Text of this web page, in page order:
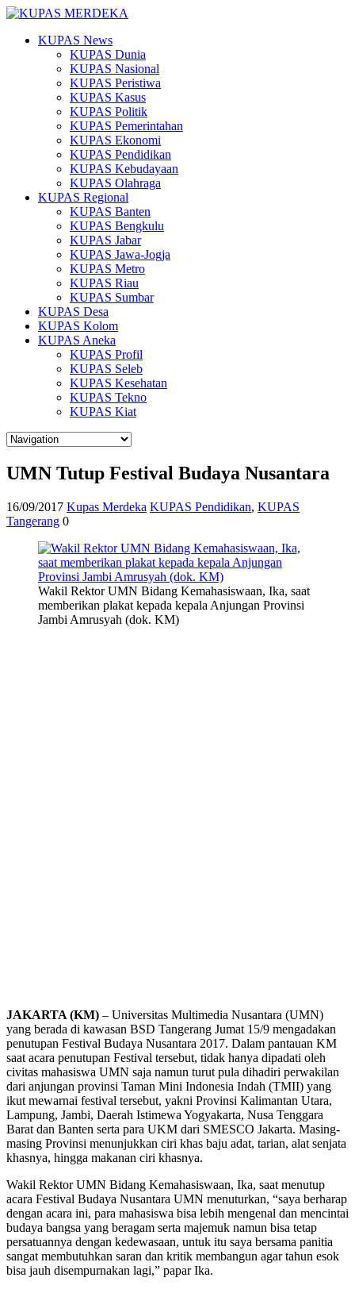
KUPAS News
KUPAS Dunia
KUPAS Nasional
KUPAS Peristiwa
KUPAS Kasus
KUPAS Politik
KUPAS Pemerintahan
KUPAS Ekonomi
KUPAS Pendidikan
KUPAS Kebudayaan
KUPAS Olahraga
KUPAS Regional
KUPAS Banten
KUPAS Bengkulu
KUPAS Jabar
KUPAS Jawa-Jogja
KUPAS Metro
KUPAS Riau
KUPAS Sumbar
KUPAS Desa
KUPAS Kolom
KUPAS Aneka
KUPAS Profil
KUPAS Seleb
KUPAS Kesehatan
KUPAS Tekno
KUPAS Kiat
UMN Tutup Festival Budaya Nusantara
16/09/2017 Kupas Merdeka KUPAS Pendidikan, KUPAS
Tangerang 0
Wakil Rektor UMN Bidang Kemahasiswaan, Ika, saat
memberikan plakat kepada kepala Anjungan Provinsi
Jambi Amrusyah (dok. KM)
JAKARTA (KM) – Universitas Multimedia Nusantara (UMN)
yang berada di kawasan BSD Tangerang Jumat 15/9 mengadakan
penutupan Festival Budaya Nusantara 2017. Dalam pantauan KM
saat acara penutupan Festival tersebut, tidak hanya dipadati oleh
civitas mahasiswa UMN saja namun turut pula dihadiri perwakilan
dari anjungan provinsi Taman Mini Indonesia Indah (TMII) yang
ikut mewarnai festival tersebut, yakni Provinsi Kalimantan Utara,
Lampung, Jambi, Daerah Istimewa Yogyakarta, Nusa Tenggara
Barat dan Banten serta para UKM dari SMESCO Jakarta. Masing-
masing Provinsi menunjukkan ciri khas baju adat, tarian, alat senjata
khasnya, hingga makanan ciri khasnya.
Wakil Rektor UMN Bidang Kemahasiswaan, Ika, saat menutup
acara Festival Budaya Nusantara UMN menuturkan, “saya berharap
dengan acara ini, para mahasiswa bisa lebih mengenal dan mencintai
budaya bangsa yang beragam serta majemuk namun bisa tetap
persatuannya dengan kedewasaan, untuk itu saya bersama panitia
sangat membutuhkan saran dan kritik membangun agar tahun esok
bisa jauh disempurnakan lagi,” papar Ika.